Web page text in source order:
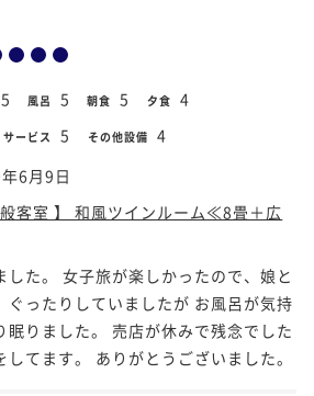
5 風呂 5 朝食 5 夕食 4
ービス 5 その他設備 4
6月9日
般客室 】 和風ツインルーム≪8畳＋広
した。 女子旅が楽しかったので、娘と
ぐったりしていましたが お風呂が気持
眠りました。 売店が休みで残念でした
てます。 ありがとうございました。